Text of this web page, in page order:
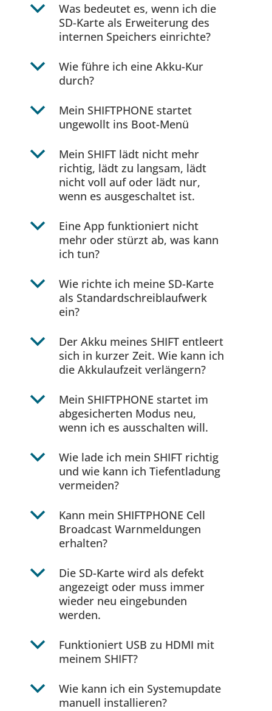
b
Was bedeutet es, wenn ich die
SD-Karte als Erweiterung des
internen Speichers einrichte?
b
Wie führe ich eine Akku-Kur
durch?
b
Mein SHIFTPHONE startet
ungewollt ins Boot-Menü
b
Mein SHIFT lädt nicht mehr
richtig, lädt zu langsam, lädt
nicht voll auf oder lädt nur,
wenn es ausgeschaltet ist.
b
Eine App funktioniert nicht
mehr oder stürzt ab, was kann
ich tun?
b
Wie richte ich meine SD-Karte
als Standardschreiblaufwerk
ein?
b
Der Akku meines SHIFT entleert
sich in kurzer Zeit. Wie kann ich
die Akkulaufzeit verlängern?
b
Mein SHIFTPHONE startet im
abgesicherten Modus neu,
wenn ich es ausschalten will.
b
Wie lade ich mein SHIFT richtig
und wie kann ich Tiefentladung
vermeiden?
b
Kann mein SHIFTPHONE Cell
Broadcast Warnmeldungen
erhalten?
b
Die SD-Karte wird als defekt
angezeigt oder muss immer
wieder neu eingebunden
werden.
b
Funktioniert USB zu HDMI mit
meinem SHIFT?
b
Wie kann ich ein Systemupdate
manuell installieren?